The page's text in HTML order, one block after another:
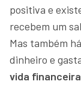
positiva e
recebem um
Mas também
dinheiro e
vida financeira